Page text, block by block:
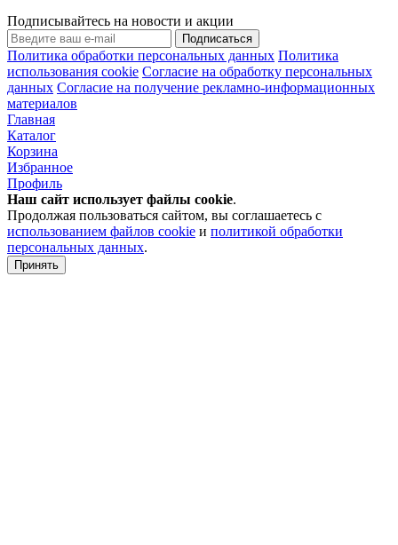
Подписывайтесь на новости и акции
Подписаться
Политика обработки персональных данных Политика
использования cookie Согласие на обработку персональных
данных Согласие на получение рекламно-информационных
материалов
Главная
Каталог
Корзина
Избранное
Профиль
Наш сайт использует файлы cookie.
Продолжая пользоваться сайтом, вы соглашаетесь с
использованием файлов cookie и политикой обработки
персональных данных.
Принять